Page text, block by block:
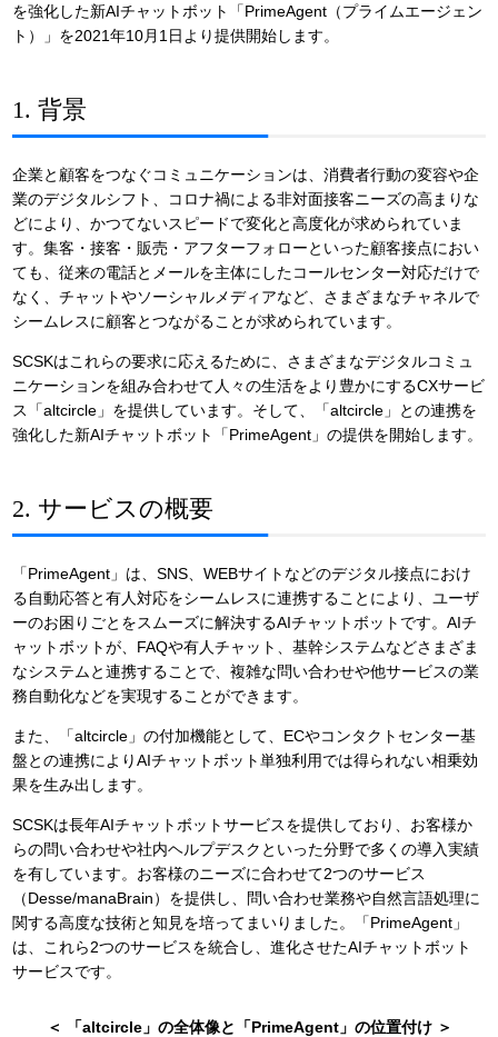
を強化した新AIチャットボット「PrimeAgent（プライムエージェン
ト）」を2021年10月1日より提供開始します。
1. 背景
企業と顧客をつなぐコミュニケーションは、消費者行動の変容や企
業のデジタルシフト、コロナ禍による非対面接客ニーズの高まりな
どにより、かつてないスピードで変化と高度化が求められていま
す。集客・接客・販売・アフターフォローといった顧客接点におい
ても、従来の電話とメールを主体にしたコールセンター対応だけで
なく、チャットやソーシャルメディアなど、さまざまなチャネルで
シームレスに顧客とつながることが求められています。
SCSKはこれらの要求に応えるために、さまざまなデジタルコミュ
ニケーションを組み合わせて人々の生活をより豊かにするCXサービ
ス「altcircle」を提供しています。そして、「altcircle」との連携を
強化した新AIチャットボット「PrimeAgent」の提供を開始します。
2. サービスの概要
「PrimeAgent」は、SNS、WEBサイトなどのデジタル接点におけ
る自動応答と有人対応をシームレスに連携することにより、ユーザ
ーのお困りごとをスムーズに解決するAIチャットボットです。AIチ
ャットボットが、FAQや有人チャット、基幹システムなどさまざま
なシステムと連携することで、複雑な問い合わせや他サービスの業
務自動化などを実現することができます。
また、「altcircle」の付加機能として、ECやコンタクトセンター基
盤との連携によりAIチャットボット単独利用では得られない相乗効
果を生み出します。
SCSKは長年AIチャットボットサービスを提供しており、お客様か
らの問い合わせや社内ヘルプデスクといった分野で多くの導入実績
を有しています。お客様のニーズに合わせて2つのサービス
（Desse/manaBrain）を提供し、問い合わせ業務や自然言語処理に
関する高度な技術と知見を培ってまいりました。「PrimeAgent」
は、これら2つのサービスを統合し、進化させたAIチャットボット
サービスです。
＜ 「altcircle」の全体像と「PrimeAgent」の位置付け ＞